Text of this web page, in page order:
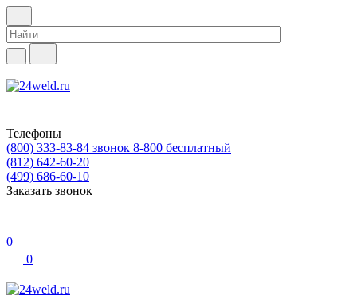
Телефоны
(800) 333-83-84 звонок 8-800 бесплатный
(812) 642-60-20
(499) 686-60-10
Заказать звонок
0
0